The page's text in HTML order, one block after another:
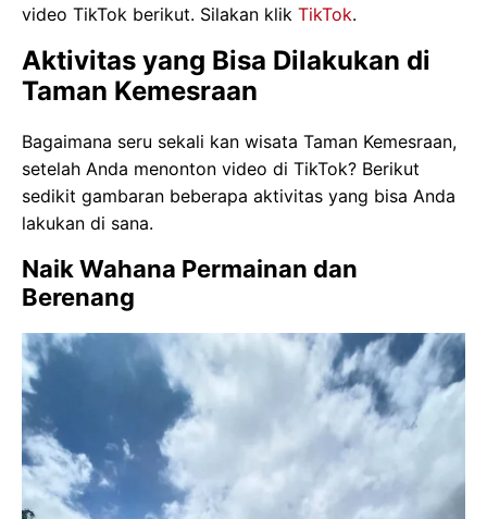
video TikTok berikut. Silakan klik TikTok.
Aktivitas yang Bisa Dilakukan di
Taman Kemesraan
Bagaimana seru sekali kan wisata Taman Kemesraan,
setelah Anda menonton video di TikTok? Berikut
sedikit gambaran beberapa aktivitas yang bisa Anda
lakukan di sana.
Naik Wahana Permainan dan
Berenang